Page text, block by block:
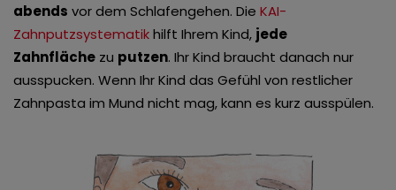
abends vor dem Schlafengehen. Die KAI-
Zahnputzsystematikhilft Ihrem Kind, jede
Zahnfläche zu putzen. Ihr Kind braucht danach nur
ausspucken. Wenn Ihr Kind das Gefühl von restlicher
Zahnpasta im Mund nicht mag, kann es kurz ausspülen.